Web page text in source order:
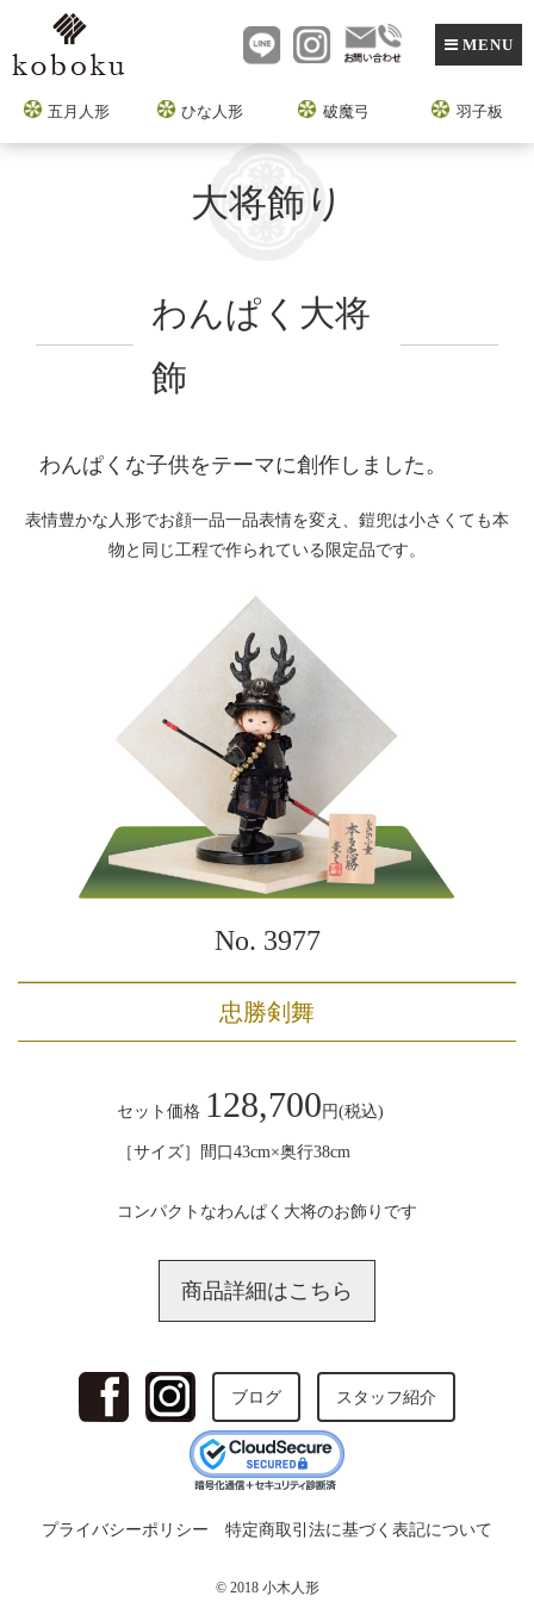
MENU
五月人形 ひな人形 破魔弓 羽子板
大将飾り
わんぱく大将
飾
わんぱくな子供をテーマに創作しました。
表情豊かな人形でお顔一品一品表情を変え、 鎧兜は小さくても本
物と同じ工程で作られている限定品です。
No. 3977
忠勝剣舞
セット価格 128,700 円(税込)
［サイズ］間口43cm×奥行38cm
コンパクトなわんぱく大将のお飾りです
商品詳細はこちら
ブログ スタッフ紹介
プライバシーポリシー 特定商取引法に基づく表記について
© 2018 小木人形